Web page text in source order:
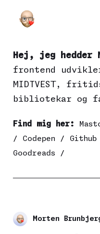
Hej, jeg hedder
frontend
MIDTVEST,
bibliotekar og
Find mig her:
/ Codepen / Github
Goodreads /
Morten